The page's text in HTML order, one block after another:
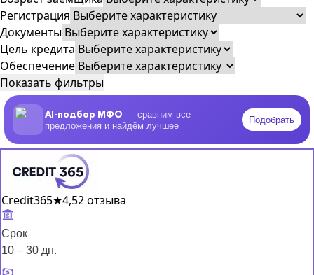
Регистрация
Документы
Цель кредита
Обеспечение
Показать фильтры
AI-подбор МФО — сравним все
предложения и найдём лучшее
Подобрать
Credit365★4,52 отзыва
Срок
10 – 30 дн.